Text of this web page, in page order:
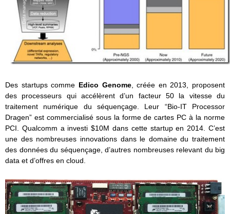
Des startups comme Edico Genome, créée en 2013, proposent
des processeurs qui accélèrent d’un facteur 50 la vitesse du
traitement numérique du séquençage. Leur “Bio-IT Processor
Dragen” est commercialisé sous la forme de cartes PC à la norme
PCI. Qualcomm a investi $10M dans cette startup en 2014. C’est
une des nombreuses innovations dans le domaine du traitement
des données du séquençage, d’autres nombreuses relevant du big
data et d’offres en cloud.